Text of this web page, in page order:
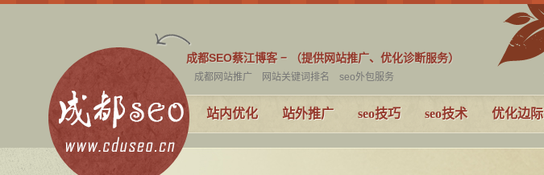
成都SEO蔡江博客 − （提供网站推广、优化诊断服务）
成都网站推广 网站关键词排名 seo外包服务
站内优化 站外推广 seo技巧 seo技术 优化边际